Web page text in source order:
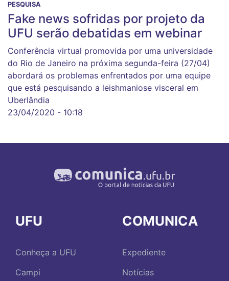
PESQUISA
Fake news sofridas por projeto da
UFU serão debatidas em webinar
Conferência virtual promovida por uma universidade
do Rio de Janeiro na próxima segunda-feira (27/04)
abordará os problemas enfrentados por uma equipe
que está pesquisando a leishmaniose visceral em
Uberlândia
23/04/2020 - 10:18
UFU
Conheça a UFU
Campi
COMUNICA
Expediente
Notícias